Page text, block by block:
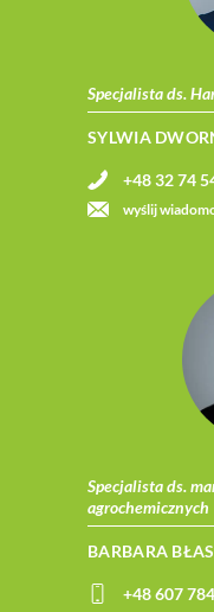
Specjalista ds.
SYLWIA
+48 32 74
wyślij
Specjalista ds.
agrochemicznych
BARBARA
+48 607